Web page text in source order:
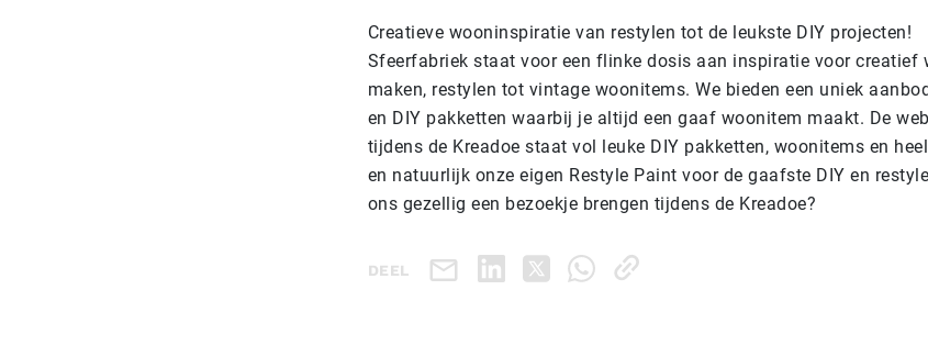
Creatieve wooninspiratie van restylen tot de leukste DIY projecten!
Sfeerfabriek staat voor een flinke dosis aan inspiratie voor creatief
maken, restylen tot vintage woonitems. We bieden een uniek
en DIY pakketten waarbij je altijd een gaaf woonitem maakt. De
tijdens de Kreadoe staat vol leuke DIY pakketten, woonitems en
en natuurlijk onze eigen Restyle Paint voor de gaafste DIY en
ons gezellig een bezoekje brengen tijdens de Kreadoe?
DEEL